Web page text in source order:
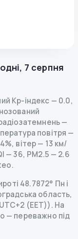
, 7 серпня
Kp-індекс — 0.0,
—
повітря —
вітер — 13 км/
— 36, PM2.5 — 2.6
48.7872° Пн і
область,
(EET)). На
— переважно під